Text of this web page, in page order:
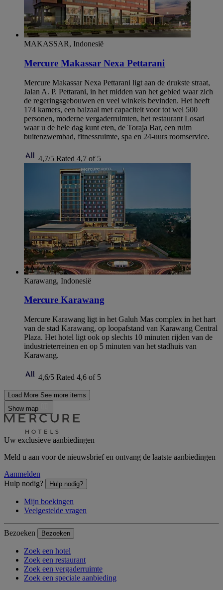
MAKASSAR, Indonesië
Mercure Makassar Nexa Pettarani
Mercure Makassar Nexa Pettarani ligt aan de drukste straat,
Jalan A. P. Pettarani, in het midden van het gebied waar zich
de regeringsgebouwen en veel winkels bevinden. Het heeft
174 kamers, een balzaal met capaciteit voor tot wel 500
personen, moderne vergaderruimten, het restaurant Losari
waar u de hele dag kunt eten, de Toraja Bar, een ruim
buitenzwembad, fitnessruimte, spa en 24-uurs roomservice.
4,7/5 Rated 4,7 of 5
Karawang, Indonesië
Mercure Karawang
Mercure Karawang ligt in het Galuh Mas complex in het hart
van de stad Karawang, op loopafstand van Karawang Central
Plaza. Het hotel ligt ook op slechts 10 minuten rijden van de
industrieterreinen en op 5 minuten van het stadhuis van
Karawang.
4,6/5 Rated 4,6 of 5
Load More See more items
Show map
Uw exclusieve aanbiedingen
Meld u aan voor de nieuwsbrief en ontvang de laatste aanbiedingen
Aanmelden
Hulp nodig?
Hulp nodig?
Mijn boekingen
Veelgestelde vragen
Bezoeken Bezoeken
Zoek een hotel
Zoek een restaurant
Zoek een vergaderruimte
Zoek een speciale aanbieding